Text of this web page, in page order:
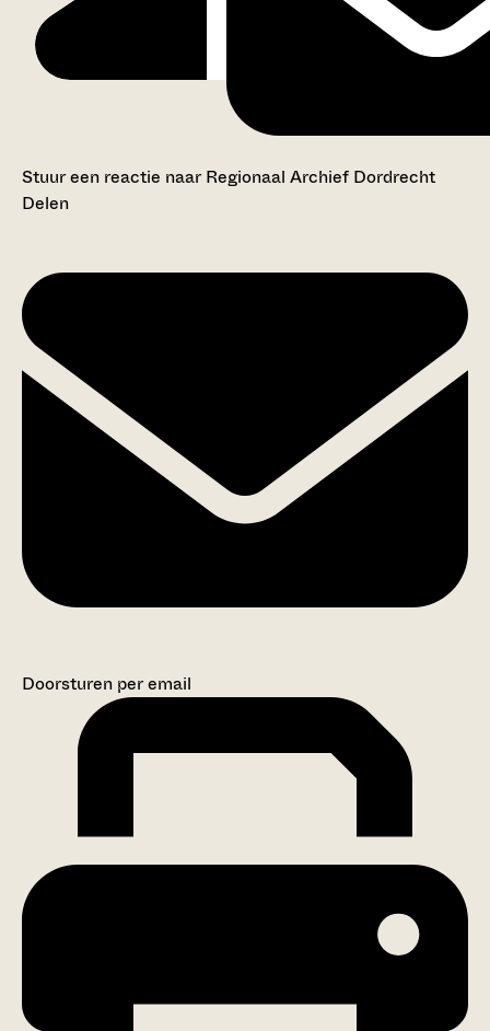
Stuur een reactie naar Regionaal Archief Dordrecht
Delen
Doorsturen per email